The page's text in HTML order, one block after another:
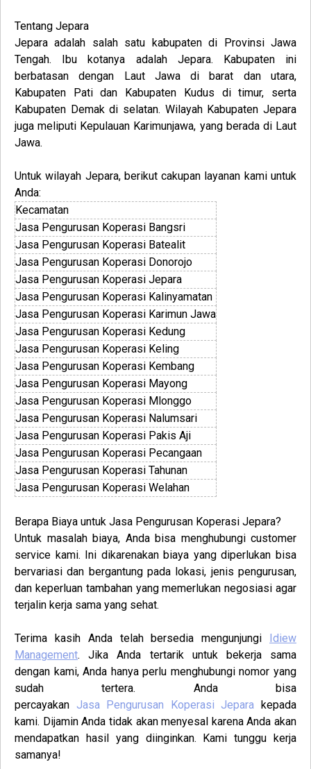
Tentang Jepara
Jepara adalah salah satu kabupaten di Provinsi Jawa
Tengah. Ibu kotanya adalah Jepara. Kabupaten ini
berbatasan dengan Laut Jawa di barat dan utara,
Kabupaten Pati dan Kabupaten Kudus di timur, serta
Kabupaten Demak di selatan. Wilayah Kabupaten Jepara
juga meliputi Kepulauan Karimunjawa, yang berada di Laut
Jawa.
Untuk wilayah Jepara, berikut cakupan layanan kami untuk
Anda:
Kecamatan
Jasa Pengurusan Koperasi Bangsri
Jasa Pengurusan Koperasi Batealit
Jasa Pengurusan Koperasi Donorojo
Jasa Pengurusan Koperasi Jepara
Jasa Pengurusan Koperasi Kalinyamatan
Jasa Pengurusan Koperasi Karimun Jawa
Jasa Pengurusan Koperasi Kedung
Jasa Pengurusan Koperasi Keling
Jasa Pengurusan Koperasi Kembang
Jasa Pengurusan Koperasi Mayong
Jasa Pengurusan Koperasi Mlonggo
Jasa Pengurusan Koperasi Nalumsari
Jasa Pengurusan Koperasi Pakis Aji
Jasa Pengurusan Koperasi Pecangaan
Jasa Pengurusan Koperasi Tahunan
Jasa Pengurusan Koperasi Welahan
Berapa Biaya untuk Jasa Pengurusan Koperasi Jepara?
Untuk masalah biaya, Anda bisa menghubungi customer
service kami. Ini dikarenakan biaya yang diperlukan bisa
bervariasi dan bergantung pada lokasi, jenis pengurusan,
dan keperluan tambahan yang memerlukan negosiasi agar
terjalin kerja sama yang sehat.
Terima kasih Anda telah bersedia mengunjungi Idiew
Management. Jika Anda tertarik untuk bekerja sama
dengan kami, Anda hanya perlu menghubungi nomor yang
sudah tertera. Anda bisa
percayakan Jasa Pengurusan Koperasi Jepara kepada
kami. Dijamin Anda tidak akan menyesal karena Anda akan
mendapatkan hasil yang diinginkan. Kami tunggu kerja
samanya!